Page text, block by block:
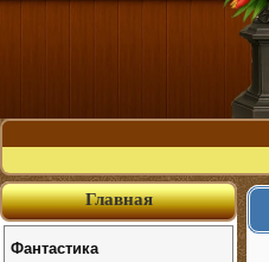
Главная
Фантастика